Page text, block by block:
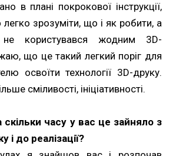
в плані покрокової інструкції,
зрозуміти, що і як робити, а
користувався жодним 3D-
що це такий легкий поріг для
освоїти технології 3D-друку.
сміливості, ініціативності.
часу у вас це зайняло з
до реалізації?